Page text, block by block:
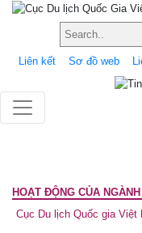
Liên kết Sơ đồ web
HOẠT ĐỘNG CỦA NGÀNH
Cục Du lịch Quốc gia Việt